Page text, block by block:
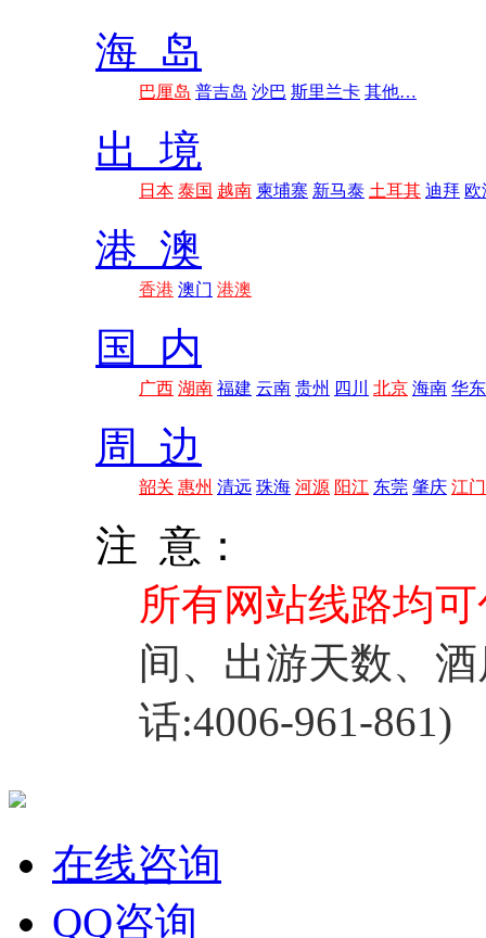
海 岛
巴厘岛 普吉岛 沙巴 斯里兰卡 其他…
出 境
日本 泰国 越南 柬埔寨 新马泰 土耳其 迪拜 欧
港 澳
香港 澳门 港澳
国 内
广西 湖南 福建 云南 贵州 四川 北京 海南 华东
周 边
韶关 惠州 清远 珠海 河源 阳江 东莞 肇庆 江门
注 意：
所有网站线路均
间、出游天数、
话:4006-961-861)
在线咨询
QQ咨询